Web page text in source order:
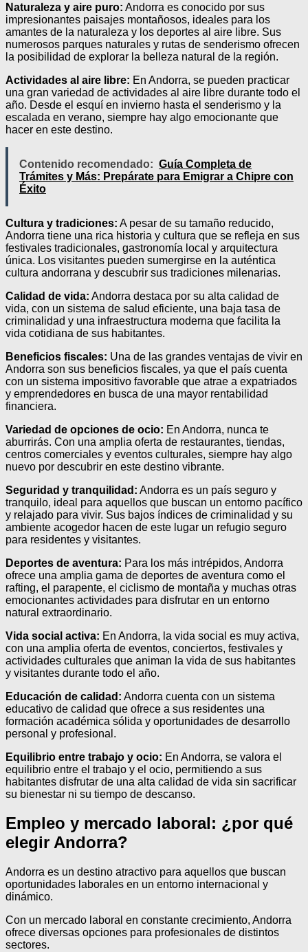
Naturaleza y aire puro: Andorra es conocido por sus
impresionantes paisajes montañosos, ideales para los
amantes de la naturaleza y los deportes al aire libre. Sus
numerosos parques naturales y rutas de senderismo ofrecen
la posibilidad de explorar la belleza natural de la región.
Actividades al aire libre: En Andorra, se pueden practicar
una gran variedad de actividades al aire libre durante todo el
año. Desde el esquí en invierno hasta el senderismo y la
escalada en verano, siempre hay algo emocionante que
hacer en este destino.
Contenido recomendado: Guía Completa de
Trámites y Más: Prepárate para Emigrar a Chipre con
Éxito
Cultura y tradiciones: A pesar de su tamaño reducido,
Andorra tiene una rica historia y cultura que se refleja en sus
festivales tradicionales, gastronomía local y arquitectura
única. Los visitantes pueden sumergirse en la auténtica
cultura andorrana y descubrir sus tradiciones milenarias.
Calidad de vida: Andorra destaca por su alta calidad de
vida, con un sistema de salud eficiente, una baja tasa de
criminalidad y una infraestructura moderna que facilita la
vida cotidiana de sus habitantes.
Beneficios fiscales: Una de las grandes ventajas de vivir en
Andorra son sus beneficios fiscales, ya que el país cuenta
con un sistema impositivo favorable que atrae a expatriados
y emprendedores en busca de una mayor rentabilidad
financiera.
Variedad de opciones de ocio: En Andorra, nunca te
aburrirás. Con una amplia oferta de restaurantes, tiendas,
centros comerciales y eventos culturales, siempre hay algo
nuevo por descubrir en este destino vibrante.
Seguridad y tranquilidad: Andorra es un país seguro y
tranquilo, ideal para aquellos que buscan un entorno pacífico
y relajado para vivir. Sus bajos índices de criminalidad y su
ambiente acogedor hacen de este lugar un refugio seguro
para residentes y visitantes.
Deportes de aventura: Para los más intrépidos, Andorra
ofrece una amplia gama de deportes de aventura como el
rafting, el parapente, el ciclismo de montaña y muchas otras
emocionantes actividades para disfrutar en un entorno
natural extraordinario.
Vida social activa: En Andorra, la vida social es muy activa,
con una amplia oferta de eventos, conciertos, festivales y
actividades culturales que animan la vida de sus habitantes
y visitantes durante todo el año.
Educación de calidad: Andorra cuenta con un sistema
educativo de calidad que ofrece a sus residentes una
formación académica sólida y oportunidades de desarrollo
personal y profesional.
Equilibrio entre trabajo y ocio: En Andorra, se valora el
equilibrio entre el trabajo y el ocio, permitiendo a sus
habitantes disfrutar de una alta calidad de vida sin sacrificar
su bienestar ni su tiempo de descanso.
Empleo y mercado laboral: ¿por qué
elegir Andorra?
Andorra es un destino atractivo para aquellos que buscan
oportunidades laborales en un entorno internacional y
dinámico.
Con un mercado laboral en constante crecimiento, Andorra
ofrece diversas opciones para profesionales de distintos
sectores.